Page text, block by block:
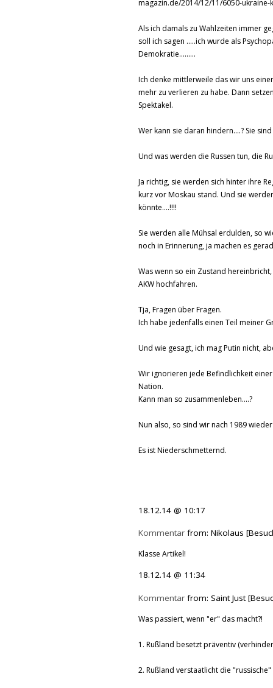
magazin.de/2014/12/11/6050-
Als ich damals zu Wahlzeiten immer
soll ich sagen .....ich wurde als
Demokratie.........
Ich denke mittlerweile das wir uns
mehr zu verlieren zu habe. Dann
Spektakel.
Wer kann sie daran hindern....? Sie
Und was werden die Russen tun, die
Ja richtig, sie werden sich hinter ihre
kurz vor Moskau stand. Und sie
könnte....!!!!
Sie werden alle Mühsal erdulden, so
noch in Erinnerung, ja machen es
Was wenn so ein Zustand
AKW hochfahren.
Tja, Fragen über Fragen.
Ich habe jedenfalls einen Teil meiner
Und wie gesagt, ich mag Putin nicht,
Wir ignorieren jede Befindlichkeit
Nation.
Kann man so zusammenleben....?
Nun also, so sind wir nach 1989
Es ist Niederschmetternd.
18.12.14 @ 10:17
Kommentar from: Nikolaus
Klasse Artikel!
18.12.14 @ 11:34
Kommentar from: Saint Just
Was passiert, wenn "er" das macht?!
1. Rußland besetzt präventiv
2. Rußland verstaatlicht die